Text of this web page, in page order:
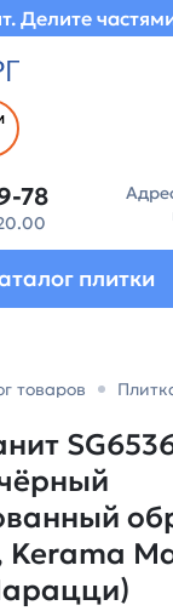
Делите
78
плитки
товаров
Kerama